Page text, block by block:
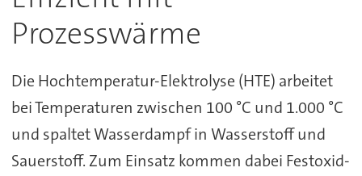
Prozesswärme
Die Hochtemperatur-Elektrolyse (HTE) arbeitet
bei Temperaturen zwischen 100 °C und 1.000 °C
und spaltet Wasserdampf in Wasserstoff und
Sauerstoff. Zum Einsatz kommen dabei Festoxid-